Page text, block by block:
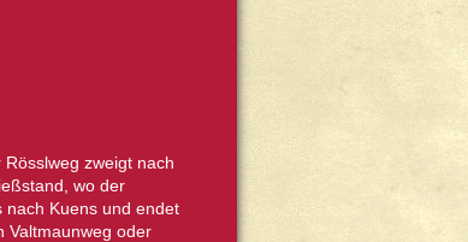
zweigt nach
wo der
nach Kuens und endet
Valtmaunweg oder